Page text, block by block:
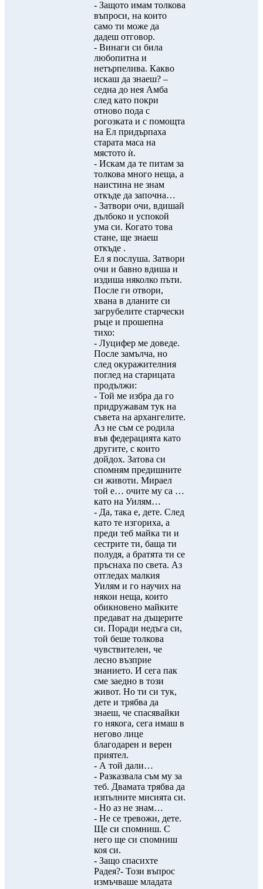
- Защото имам толкова
въпроси, на които
само ти може да
дадеш отговор.
- Винаги си била
любопитна и
нетърпелива. Какво
искаш да знаеш? –
седна до нея Амба
след като покри
отново пода с
рогозката и с помощта
на Ел придърпаха
старата маса на
мястото ѝ.
- Искам да те питам за
толкова много неща, а
наистина не знам
откъде да започна…
- Затвори очи, вдишай
дълбоко и успокой
ума си. Когато това
стане, ще знаеш
откъде .
Ел я послуша. Затвори
очи и бавно вдиша и
издиша няколко пъти.
После ги отвори,
хвана в дланите си
загрубелите старчески
ръце и прошепна
тихо:
- Луцифер ме доведе.
После замълча, но
след окуражителния
поглед на старицата
продължи:
- Той ме избра да го
придружавам тук на
съвета на архангелите.
Аз не съм се родила
във федерацията като
другите, с които
дойдох. Затова си
спомням предишните
си животи. Мираел
той е… очите му са …
като на Уилям…
- Да, така е, дете. След
като те изгориха, а
преди теб майка ти и
сестрите ти, баща ти
полудя, а братята ти се
пръснаха по света. Аз
отгледах малкия
Уилям и го научих на
някои неща, които
обикновено майките
предават на дъщерите
си. Поради недъга си,
той беше толкова
чувствителен, че
лесно възприе
знанието. И сега пак
сме заедно в този
живот. Но ти си тук,
дете и трябва да
знаеш, че спасявайки
го някога, сега имаш в
негово лице
благодарен и верен
приятел.
- А той дали…
- Разказвала съм му за
теб. Двамата трябва да
изпълните мисията си.
- Но аз не знам…
- Не се тревожи, дете.
Ще си спомниш. С
него ще си спомниш
коя си.
- Защо спасихте
Радея?- Този въпрос
измъчваше младата